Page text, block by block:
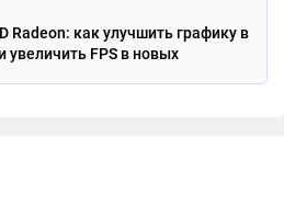
Radeon: как улучшить графику в
увеличить FPS в новых